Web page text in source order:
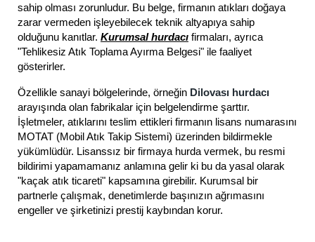
sahip olması zorunludur. Bu belge, firmanın atıkları doğaya
zarar vermeden işleyebilecek teknik altyapıya sahip
olduğunu kanıtlar. Kurumsal hurdacı firmaları, ayrıca
"Tehlikesiz Atık Toplama Ayırma Belgesi" ile faaliyet
gösterirler.
Özellikle sanayi bölgelerinde, örneğin Dilovası hurdacı
arayışında olan fabrikalar için belgelendirme şarttır.
İşletmeler, atıklarını teslim ettikleri firmanın lisans numarasını
MOTAT (Mobil Atık Takip Sistemi) üzerinden bildirmekle
yükümlüdür. Lisanssız bir firmaya hurda vermek, bu resmi
bildirimi yapamamanız anlamına gelir ki bu da yasal olarak
"kaçak atık ticareti" kapsamına girebilir. Kurumsal bir
partnerle çalışmak, denetimlerde başınızın ağrımasını
engeller ve şirketinizi prestij kaybından korur.